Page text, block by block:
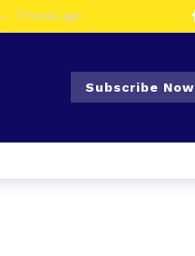
7 horas ago
vía Cuenca – Loja 3 días ago
3 días ago
Subscribe Now